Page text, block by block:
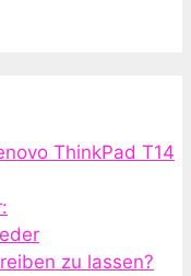
ThinkPad T14
zu lassen?